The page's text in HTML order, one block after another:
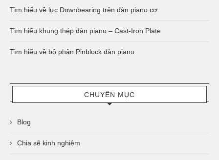
Tìm hiểu về lực Downbearing trên đàn piano cơ
Tìm hiểu khung thép đàn piano – Cast-Iron Plate
Tìm hiểu về bộ phận Pinblock đàn piano
CHUYÊN MỤC
Blog
Chia sẽ kinh nghiệm